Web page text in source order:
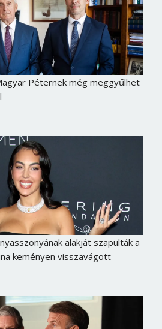
Péternek még meggyűlhet
alakját szapulták a
keményen visszavágott